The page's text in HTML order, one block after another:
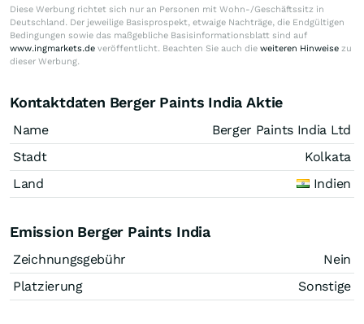
Diese Werbung richtet sich nur an Personen mit Wohn-/Geschäftssitz in
Deutschland. Der jeweilige Basisprospekt, etwaige Nachträge, die Endgültigen
Bedingungen sowie das maßgebliche Basisinformationsblatt sind auf
www.ingmarkets.de veröffentlicht. Beachten Sie auch die weiteren Hinweise zu
dieser Werbung.
Kontaktdaten Berger Paints India Aktie
Name
Berger Paints India Ltd
Stadt
Kolkata
Land
Indien
Emission Berger Paints India
Zeichnungsgebühr
Nein
Platzierung
Sonstige